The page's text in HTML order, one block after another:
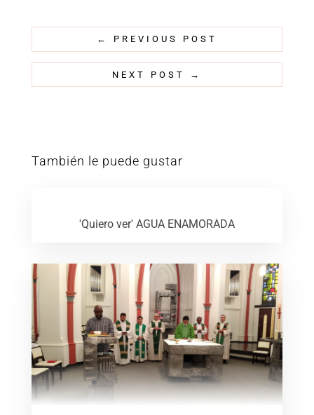
← PREVIOUS POST
NEXT POST →
También le puede gustar
'Quiero ver' AGUA ENAMORADA